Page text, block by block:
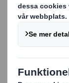
Förnamn
Efternamn